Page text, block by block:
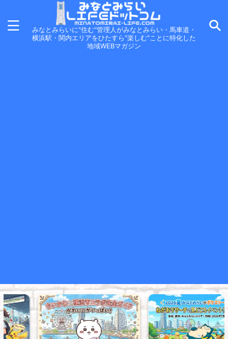
みなとみらいに"住む"管理人がみなとみらい・馬車道・
横浜駅・関内エリアをひたすら"楽しむ"ことに特化した
地域WEBマガジン